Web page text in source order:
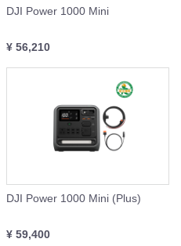
DJI Power 1000 Mini
¥ 56,210
DJI Power 1000 Mini (Plus)
¥ 59,400